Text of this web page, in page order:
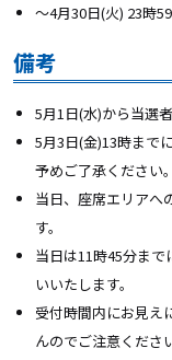
～4月30日(火) 23時
備考
5月1日(水)から当選
5月3日(金)13時まで
予めご了承ください。
当日、座席エリアへ
す。
当日は11時45分ま
いいたします。
受付時間内にお見え
んのでご注意くださ